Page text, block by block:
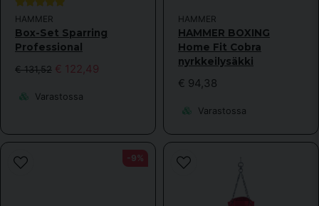
HAMMER
Box-Set Sparring
Professional
€ 131,52 € 122,49
Varastossa
HAMMER
HAMMER BOXING
Home Fit Cobra
nyrkkeilysäkki
€ 94,38
Varastossa
-9%